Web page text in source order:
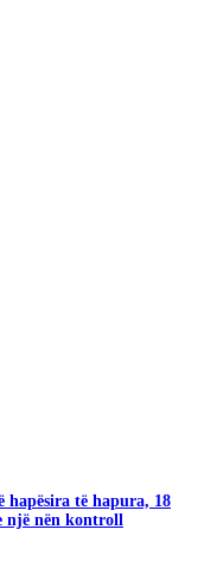
hapësira të hapura, 18
një nën kontroll